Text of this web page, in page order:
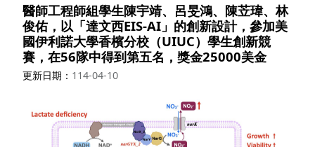
醫師工程師組學生陳宇靖、呂旻鴻、陳苙瑋、林
俊佑，以「達文西EIS-AI」的創新設計，參加美
國伊利諾大學香檳分校（UIUC）學生創新競
賽，在56隊中得到第五名，獎金25000美金
更新日期 114-04-10